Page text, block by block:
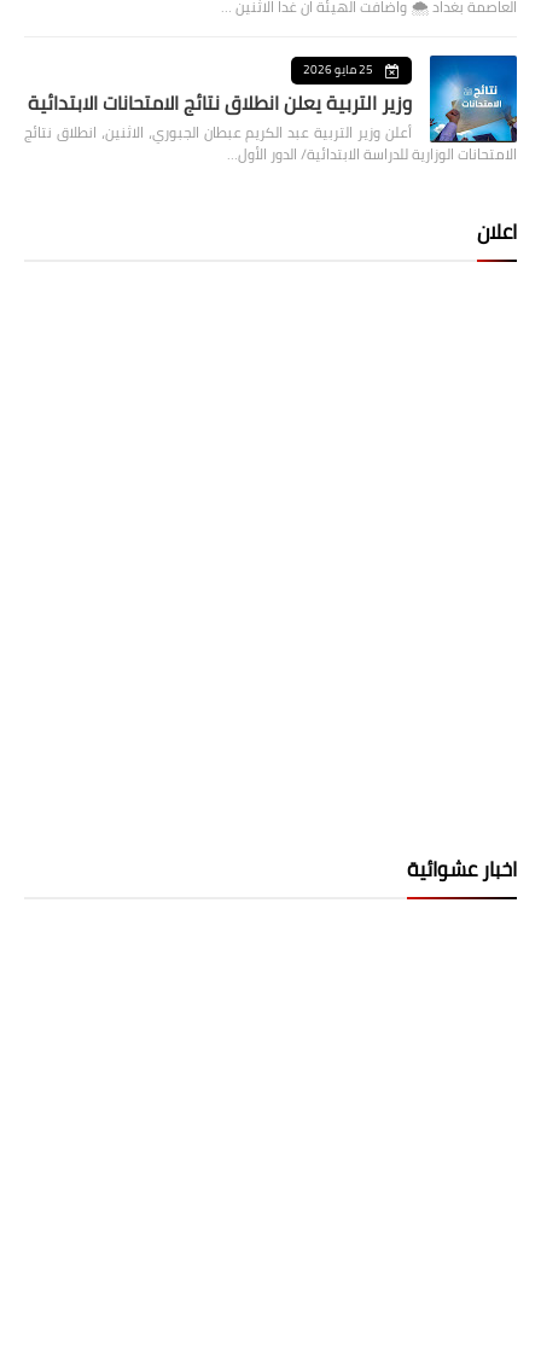
العاصمة بغداد ⁦🌨️⁩ واضافت الهيئة ان غدا الاثنين …
25 مايو 2026
وزير التربية يعلن انطلاق نتائج الامتحانات الابتدائية
أعلن وزير التربية عبد الكريم عبطان الجبوري، الاثنين، انطلاق نتائج
الامتحانات الوزارية للدراسة الابتدائية/ الدور الأول…
اعلان
اخبار عشوائية